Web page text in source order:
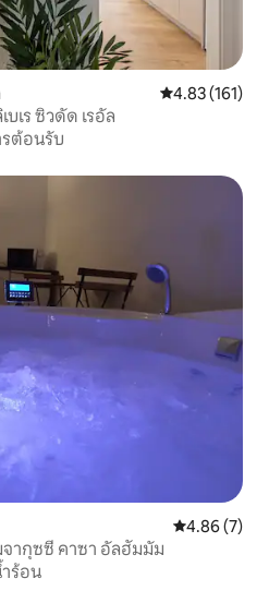
คะแนนเฉลี่ย
4.83 (161)
เร ซิวดัด เรอัล
ต้อนรับ
คะแนนเฉลี่ย
4.86 (7)
ากุซซี่ คาซา อัลฮัมมัม
ร้อน